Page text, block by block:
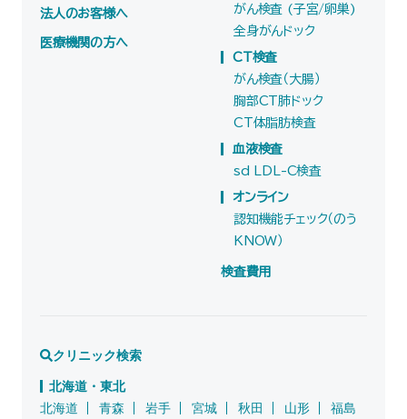
法人のお客様へ
医療機関の方へ
がん検査 (子宮/卵巣)
全身がんドック
CT検査
がん検査（大腸）
胸部CT肺ドック
CT体脂肪検査
血液検査
sd LDL-C検査
オンライン
認知機能チェック（のう
KNOW）
検査費用
クリニック検索
北海道・東北
北海道
青森 岩手 宮城 秋田 山形
福島